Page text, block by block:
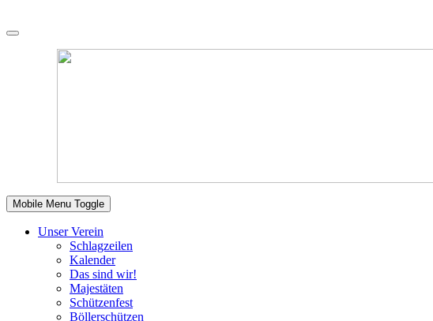
Mobile Menu Toggle
Unser Verein
Schlagzeilen
Kalender
Das sind wir!
Majestäten
Schützenfest
Böllerschützen